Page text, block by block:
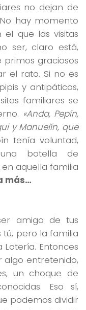
no dejan de
hay momento
que las visitas
ser, claro está,
graciosos
el rato. Si no es
y antipáticos,
familiares se
«Anda, Pepín,
y Manuelín, que
tenía voluntad,
botella de
aquella familia
más…
amigo de tus
tú, pero la familia
Entonces
algo entretenido,
un choque de
Eso sí,
podemos dividir